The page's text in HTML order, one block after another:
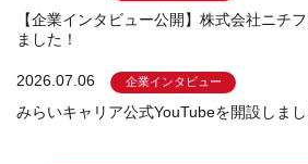
【企業インタビュー公開】株式会社ニチ
ました！
2026.07.06 企業インタビュー
みらいキャリア公式YouTubeを開設しまし